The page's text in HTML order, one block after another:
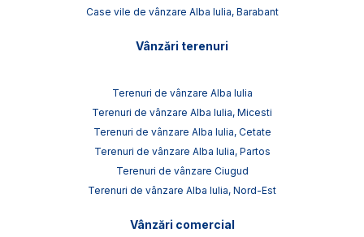
Case vile de vânzare Alba Iulia, Barabant
Vânzări terenuri
Terenuri de vânzare Alba Iulia
Terenuri de vânzare Alba Iulia, Micesti
Terenuri de vânzare Alba Iulia, Cetate
Terenuri de vânzare Alba Iulia, Partos
Terenuri de vânzare Ciugud
Terenuri de vânzare Alba Iulia, Nord-Est
Vânzări comercial